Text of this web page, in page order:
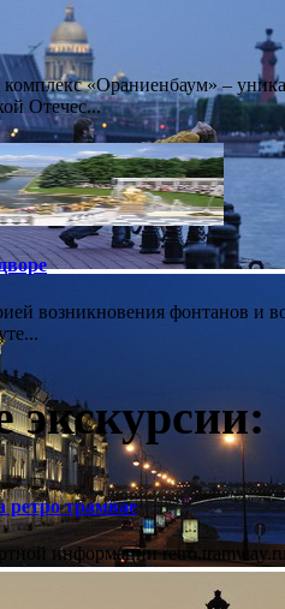
«Ораниенбаум» –
Отечес...
возникновения фонтанов и
ретро трамвае
информации